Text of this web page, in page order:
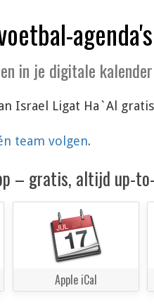
agenda's
in je digitale kalender
Israel Ligat Ha`Al
team volgen.
– gratis, altijd up-
Apple iCal